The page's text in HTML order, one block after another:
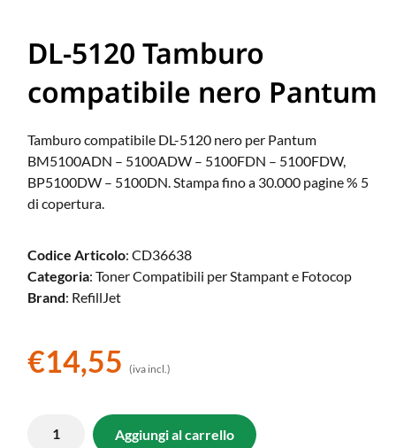
DL-5120 Tamburo
compatibile nero Pantum
Tamburo compatibile DL-5120 nero per Pantum
BM5100ADN – 5100ADW – 5100FDN – 5100FDW,
BP5100DW – 5100DN. Stampa fino a 30.000 pagine % 5
di copertura.
Codice Articolo: CD36638
Categoria: Toner Compatibili per Stampant e Fotocop
Brand: RefillJet
€14,55 (iva incl.)
Aggiungi al carrello